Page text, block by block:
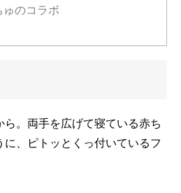
のコラボ
ら。両手を広げて寝ている赤ち
、ピトッとくっ付いているフ